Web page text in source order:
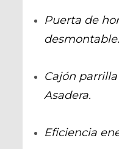
Puerta de
desmontable.
Cajón
Asadera.
Eficiencia